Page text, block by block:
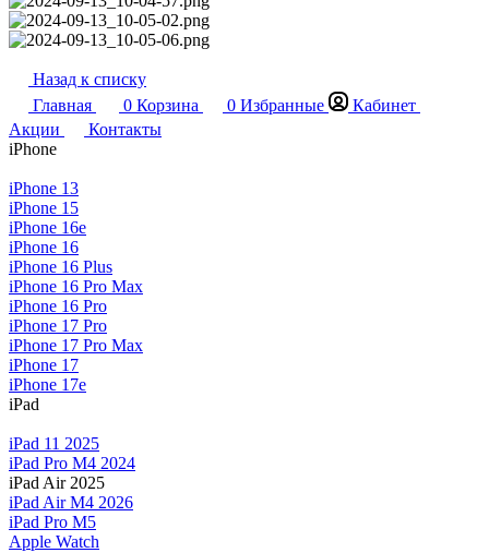
Назад к списку
Главная
0 Корзина 0 Избранные
Кабинет
Акции
Контакты
iPhone
iPhone 13
iPhone 15
iPhone 16e
iPhone 16
iPhone 16 Plus
iPhone 16 Pro Max
iPhone 16 Pro
iPhone 17 Pro
iPhone 17 Pro Max
iPhone 17
iPhone 17e
iPad
iPad 11 2025
iPad Pro M4 2024
iPad Air 2025
iPad Air M4 2026
iPad Pro M5
Apple Watch